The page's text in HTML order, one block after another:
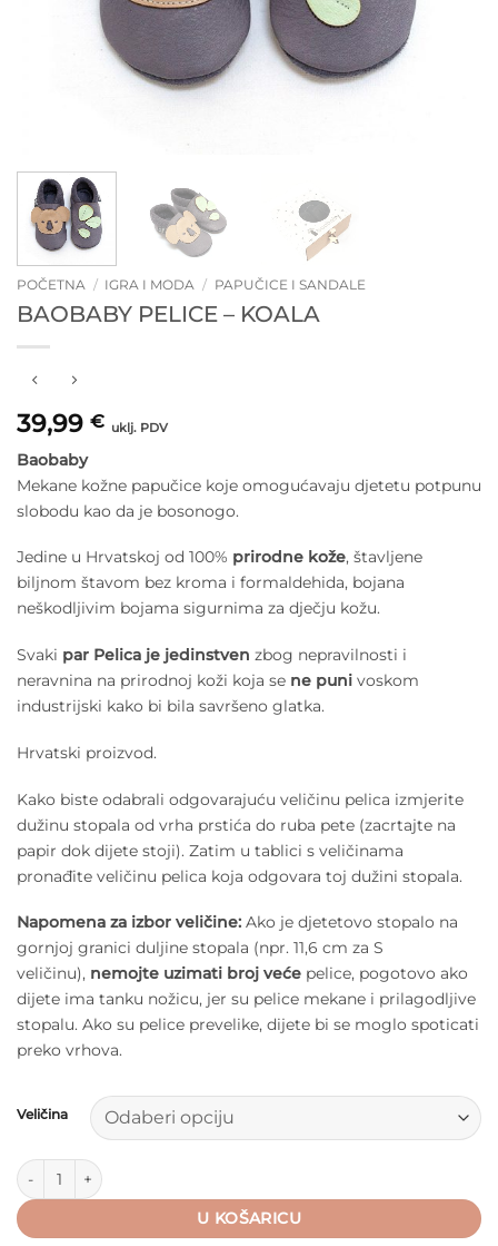
POČETNA / IGRA I MODA / PAPUČICE I SANDALE
BAOBABY PELICE – KOALA
39,99 € uklj. PDV
Baobaby
Mekane kožne papučice koje omogućavaju djetetu potpunu
slobodu kao da je bosonogo.
Jedine u Hrvatskoj od 100% prirodne kože, štavljene
biljnom štavom bez kroma i formaldehida, bojana
neškodljivim bojama sigurnima za dječju kožu.
Svaki par Pelica je jedinstven zbog nepravilnosti i
neravnina na prirodnoj koži koja se ne puni voskom
industrijski kako bi bila savršeno glatka.
Hrvatski proizvod.
Kako biste odabrali odgovarajuću veličinu pelica izmjerite
dužinu stopala od vrha prstića do ruba pete (zacrtajte na
papir dok dijete stoji). Zatim u tablici s veličinama
pronađite veličinu pelica koja odgovara toj dužini stopala.
Napomena za izbor veličine: Ako je djetetovo stopalo na
gornjoj granici duljine stopala (npr. 11,6 cm za S
veličinu), nemojte uzimati broj veće pelice, pogotovo ako
dijete ima tanku nožicu, jer su pelice mekane i prilagodljive
stopalu. Ako su pelice prevelike, dijete bi se moglo spoticati
preko vrhova.
Veličina
Baobaby Pelice - Koala količina
U KOŠARICU